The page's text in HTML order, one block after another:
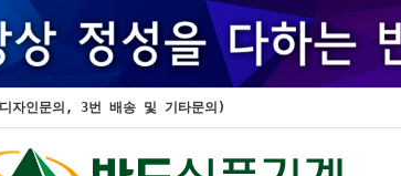
자인문의, 3번 배송 및 기타문의)